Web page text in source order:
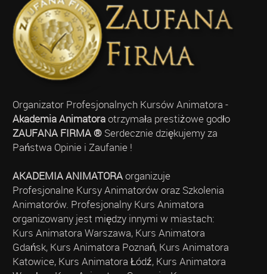
Organizator Profesjonalnych Kursów Animatora -
Akademia Animatoraotrzymała prestiżowe godło
ZAUFANA FIRMA ®Serdecznie dziękujemy za
Państwa Opinie i Zaufanie !
AKADEMIA ANIMATORAorganizuje
Profesjonalne Kursy Animatorów oraz Szkolenia
Animatorów. Profesjonalny Kurs Animatora
organizowany jest między innymi w miastach:
Kurs Animatora Warszawa, Kurs Animatora
Gdańsk, Kurs Animatora Poznań, Kurs Animatora
Katowice, Kurs Animatora Łódź, Kurs Animatora